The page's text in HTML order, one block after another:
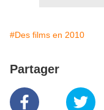
#Des films en 2010
Partager